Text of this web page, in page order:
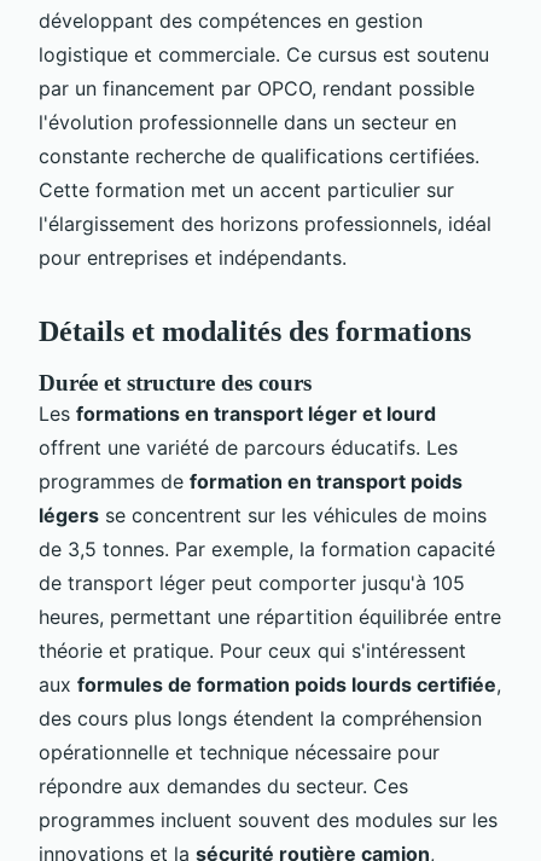
développant des compétences en gestion
logistique et commerciale. Ce cursus est soutenu
par un financement par OPCO, rendant possible
l'évolution professionnelle dans un secteur en
constante recherche de qualifications certifiées.
Cette formation met un accent particulier sur
l'élargissement des horizons professionnels, idéal
pour entreprises et indépendants.
Détails et modalités des formations
Durée et structure des cours
Les formations en transport léger et lourd
offrent une variété de parcours éducatifs. Les
programmes de formation en transport poids
légers se concentrent sur les véhicules de moins
de 3,5 tonnes. Par exemple, la formation capacité
de transport léger peut comporter jusqu'à 105
heures, permettant une répartition équilibrée entre
théorie et pratique. Pour ceux qui s'intéressent
aux formules de formation poids lourds certifiée,
des cours plus longs étendent la compréhension
opérationnelle et technique nécessaire pour
répondre aux demandes du secteur. Ces
programmes incluent souvent des modules sur les
innovations et la sécurité routière camion,